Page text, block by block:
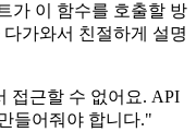
가 이 함수를 호출할 방
가와서 친절하게 설명
접근할 수 없어요. API
들어줘야 합니다."